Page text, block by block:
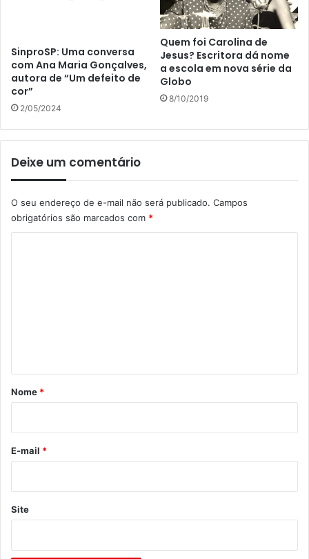
SinproSP: Uma conversa
com Ana Maria Gonçalves,
autora de “Um defeito de
cor”
2/05/2024
Quem foi Carolina de
Jesus? Escritora dá nome
a escola em nova série da
Globo
8/10/2019
Deixe um comentário
O seu endereço de e-mail não será publicado. Campos
obrigatórios são marcados com *
r
*
Nome *
E-mail *
Site